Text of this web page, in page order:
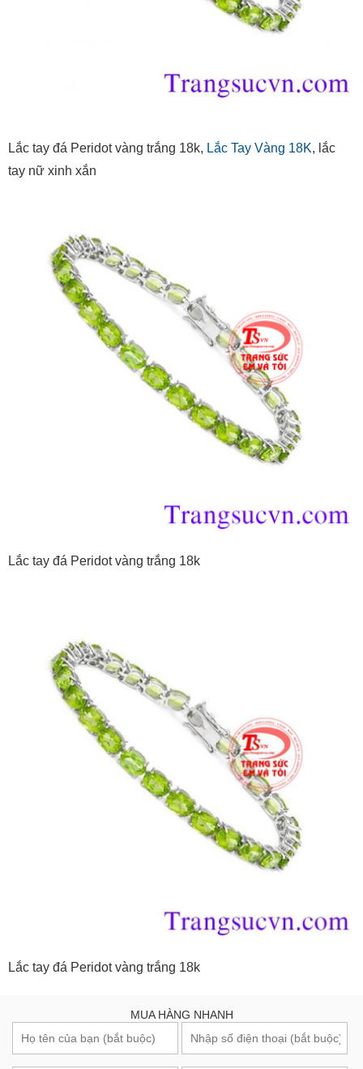
Lắc tay đá Peridot vàng trắng 18k, Lắc Tay Vàng 18K, lắc
tay nữ xinh xắn
Lắc tay đá Peridot vàng trắng 18k
Lắc tay đá Peridot vàng trắng 18k
MUA HÀNG NHANH